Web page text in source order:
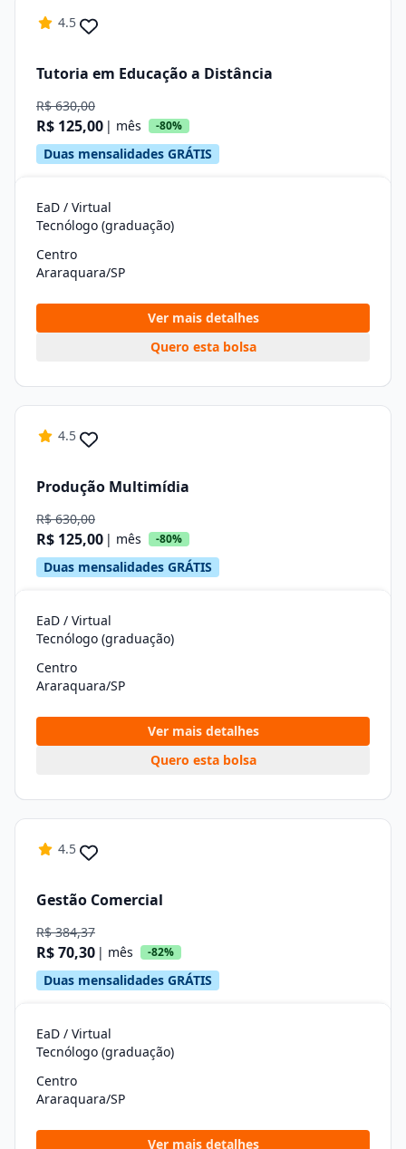
4.5
Tutoria em Educação a Distância
R$ 630,00
R$ 125,00 | mês -80%
Duas mensalidades GRÁTIS
EaD / Virtual
Tecnólogo (graduação)
Centro
Araraquara/SP
Ver mais detalhes
Quero esta bolsa
4.5
Produção Multimídia
R$ 630,00
R$ 125,00 | mês -80%
Duas mensalidades GRÁTIS
EaD / Virtual
Tecnólogo (graduação)
Centro
Araraquara/SP
Ver mais detalhes
Quero esta bolsa
4.5
Gestão Comercial
R$ 384,37
R$ 70,30 | mês -82%
Duas mensalidades GRÁTIS
EaD / Virtual
Tecnólogo (graduação)
Centro
Araraquara/SP
Ver mais detalhes